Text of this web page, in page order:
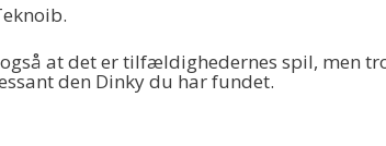
at det er tilfældighedernes spil, men
den Dinky du har fundet.